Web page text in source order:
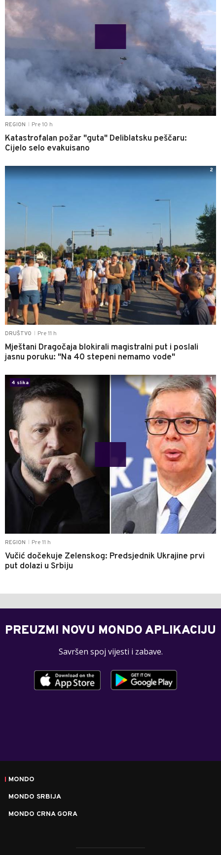
REGION Pre 10 h
Katastrofalan požar "guta" Deliblatsku peščaru:
Cijelo selo evakuisano
DRUŠTVO Pre 11 h
Mještani Dragočaja blokirali magistralni put i poslali
jasnu poruku: "Na 40 stepeni nemamo vode"
2
REGION Pre 11 h
Vučić dočekuje Zelenskog: Predsjednik Ukrajine prvi
put dolazi u Srbiju
4 slika
1
PREUZMI NOVU MONDO APLIKACIJU
Savršen spoj vijesti i zabave.
MONDO
MONDO SRBIJA
MONDO CRNA GORA